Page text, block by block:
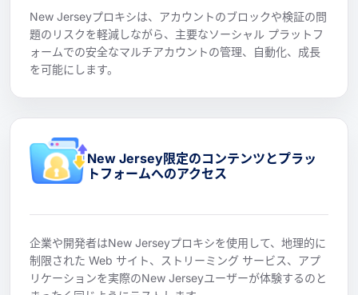
New Jerseyプロキシは、アカウントのブロックや検証の問
題のリスクを軽減しながら、主要なソーシャル プラットフ
ォームでの安全なマルチアカウントの管理、自動化、成長
を可能にします。
New Jersey限定のコンテンツとプラッ
トフォームへのアクセス
企業や開発者はNew Jerseyプロキシを使用して、地理的に
制限された Web サイト、ストリーミング サービス、アプ
リケーションを実際のNew Jerseyユーザーが体験するのと